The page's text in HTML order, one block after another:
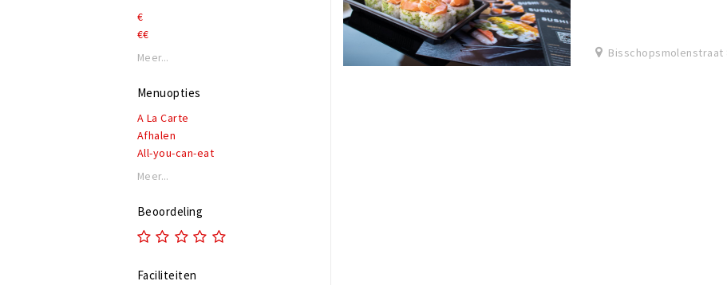
€
€€
Meer...
Menuopties
A La Carte
Afhalen
All-you-can-eat
Allergieën
Catering
High beer
High wine
Meer...
Beoordeling
Faciliteiten
Bisschopsmolenstraat